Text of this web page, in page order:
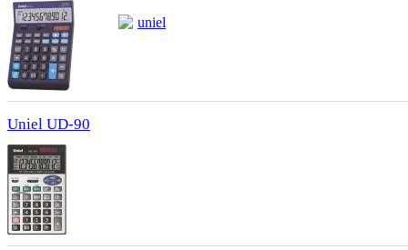
uniel
Uniel UD-90